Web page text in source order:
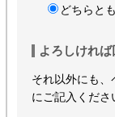
どちらと
よろしけれ
それ以外にも
にご記入くださ